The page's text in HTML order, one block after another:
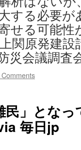
する必要が
せる可能
関原発建
災会議調査
」とな
毎日jp